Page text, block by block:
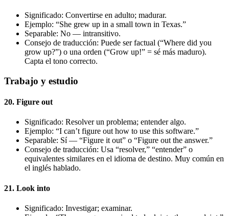
Significado: Convertirse en adulto; madurar.
Ejemplo: “She grew up in a small town in Texas.”
Separable: No — intransitivo.
Consejo de traducción: Puede ser factual (“Where did you
grow up?”) o una orden (“Grow up!” = sé más maduro).
Capta el tono correcto.
Trabajo y estudio
20. Figure out
Significado: Resolver un problema; entender algo.
Ejemplo: “I can’t figure out how to use this software.”
Separable: Sí — “Figure it out” o “Figure out the answer.”
Consejo de traducción: Usa “resolver,” “entender” o
equivalentes similares en el idioma de destino. Muy común en
el inglés hablado.
21. Look into
Significado: Investigar; examinar.